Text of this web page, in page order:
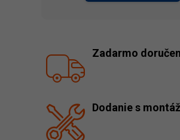
Zadarmo
Dodanie s